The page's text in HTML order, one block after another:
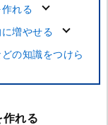
れる
増やせる
の知識をつけら
作れる